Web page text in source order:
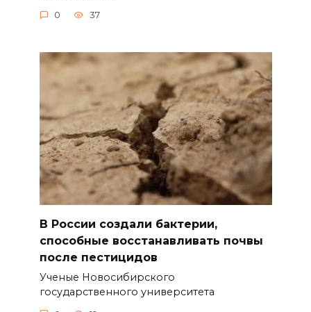
0 37
В России создали бактерии,
способные восстанавливать почвы
после пестицидов
Ученые Новосибирского
государственного университета